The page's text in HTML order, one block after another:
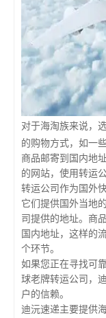
对于海淘族来说，
的购物方式，如一
商品邮寄到国内地
的网站，使用转运
转运公司作为国外
它们提供国外当地
司提供的地址。商
国内地址，这样的
个环节。
如果您正在寻找可
球老牌转运公司，
户的信赖。
迪沅速递主要提供